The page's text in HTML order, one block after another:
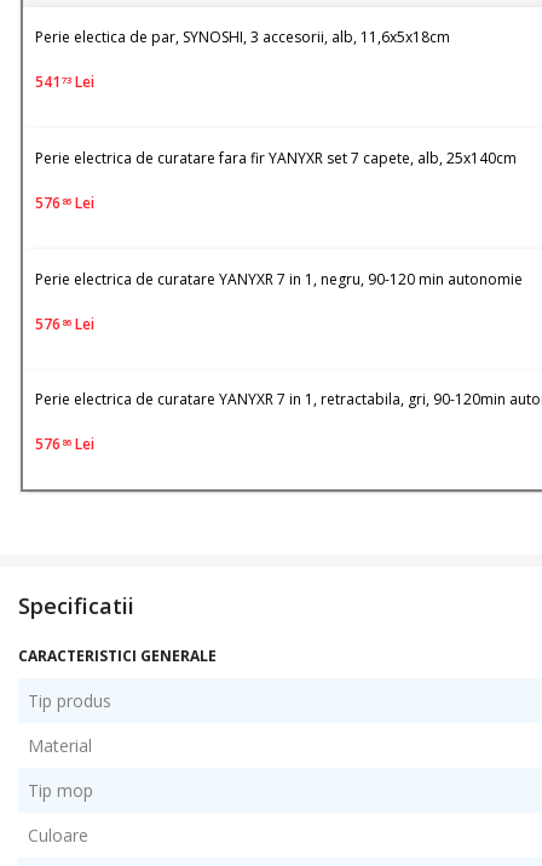
Perie electica de par, SYNOSHI, 3 accesorii, alb, 11,6x5x18cm
541 73 Lei
Perie electrica de curatare fara fir YANYXR set 7 capete, alb, 25x140cm
576 86 Lei
Perie electrica de curatare YANYXR 7 in 1, negru, 90-120 min autonomie
576 86 Lei
Perie electrica de curatare YANYXR 7 in 1, retractabila, gri, 90-120min
576 86 Lei
Specificatii
CARACTERISTICI GENERALE
Tip produs
Material
Tip mop
Culoare